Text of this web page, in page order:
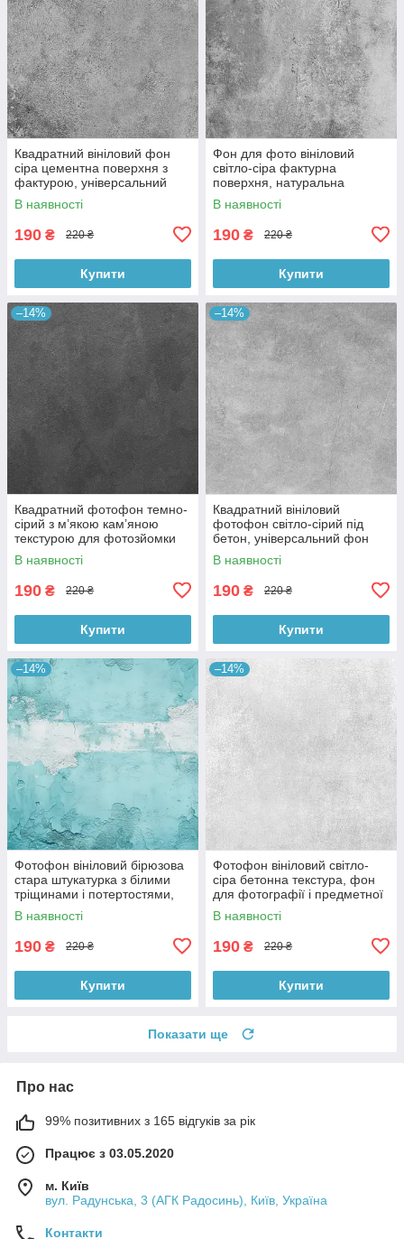
Квадратний вініловий фон
сіра цементна поверхня з
фактурою, універсальний
фотофон для зйомки 60x60
см, №550659
В наявності
190 ₴ 220 ₴
Купити
Фон для фото вініловий
світло-сіра фактурна
поверхня, натуральна
бетонна текстура, 60x60 см,
№550413
В наявності
190 ₴ 220 ₴
Купити
–14%
Квадратний фотофон темно-
сірий з м’якою кам’яною
текстурою для фотозйомки
товарів 60x60 см, №550076
В наявності
190 ₴ 220 ₴
Купити
–14%
Квадратний вініловий
фотофон світло-сірий під
бетон, універсальний фон
для зйомки, 60x60 см,
№550478
В наявності
190 ₴ 220 ₴
Купити
–14%
Фотофон вініловий бірюзова
стара штукатурка з білими
тріщинами і потертостями,
квадратний фон, 60x60 см,
№551027
В наявності
190 ₴ 220 ₴
Купити
–14%
Фотофон вініловий світло-
сіра бетонна текстура, фон
для фотографії і предметної
зйомки, 60x60 см, №550622
В наявності
190 ₴ 220 ₴
Купити
Показати ще
Про нас
99% позитивних з 165 відгуків за рік
Працює з 03.05.2020
м. Київ
вул. Радунська, 3 (АГК Радосинь), Київ, Україна
Контакти